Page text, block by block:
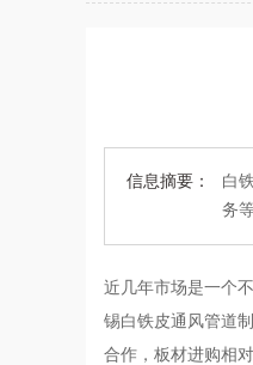
信息摘要：
白
务
近几年市场是一个
锡白铁皮通风管道
合作，板材进购相